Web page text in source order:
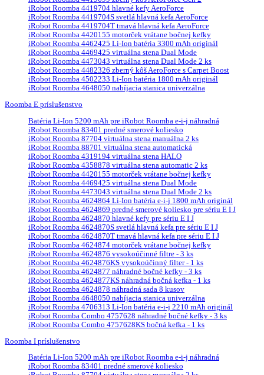
iRobot Roomba 4419704 hlavné kefy AeroForce
iRobot Roomba 4419704S svetlá hlavná kefa AeroForce
iRobot Roomba 4419704T tmavá hlavná kefa AeroForce
iRobot Roomba 4420155 motorček vrátane bočnej kefky
iRobot Roomba 4462425 Li-Ion batéria 3300 mAh originál
iRobot Roomba 4469425 virtuálna stena Dual Mode
iRobot Roomba 4473043 virtuálna stena Dual Mode 2 ks
iRobot Roomba 4482326 zberný kôš AeroForce s Carpet Boost
iRobot Roomba 4502233 Li-Ion batéria 1800 mAh originál
iRobot Roomba 4648050 nabíjacia stanica univerzálna
Roomba E príslušenstvo
Batéria Li-Ion 5200 mAh pre iRobot Roomba e-i-j náhradná
iRobot Roomba 83401 predné smerové koliesko
iRobot Roomba 87704 virtuálna stena manuálna 2 ks
iRobot Roomba 88701 virtuálna stena automatická
iRobot Roomba 4319194 virtuálna stena HALO
iRobot Roomba 4358878 virtuálna stena automatic 2 ks
iRobot Roomba 4420155 motorček vrátane bočnej kefky
iRobot Roomba 4469425 virtuálna stena Dual Mode
iRobot Roomba 4473043 virtuálna stena Dual Mode 2 ks
iRobot Roomba 4624864 Li-Ion batéria e-i-j 1800 mAh originál
iRobot Roomba 4624869 predné smerové koliesko pre sériu E I J
iRobot Roomba 4624870 hlavné kefy pre sériu E I J
iRobot Roomba 4624870S svetlá hlavná kefa pre sériu E I J
iRobot Roomba 4624870T tmavá hlavná kefa pre sériu E I J
iRobot Roomba 4624874 motorček vrátane bočnej kefky
iRobot Roomba 4624876 vysokoúčinné filtre - 3 ks
iRobot Roomba 4624876KS vysokoúčinný filter - 1 ks
iRobot Roomba 4624877 náhradné bočné kefky - 3 ks
iRobot Roomba 4624877KS náhradná bočná kefka - 1 ks
iRobot Roomba 4624878 náhradná sada 8 kusov
iRobot Roomba 4648050 nabíjacia stanica univerzálna
iRobot Roomba 4706313 Li-Ion batéria e-i-j 2210 mAh originál
iRobot Roomba Combo 4757628 náhradné bočné kefky - 3 ks
iRobot Roomba Combo 4757628KS bočná kefka - 1 ks
Roomba I príslušenstvo
Batéria Li-Ion 5200 mAh pre iRobot Roomba e-i-j náhradná
iRobot Roomba 83401 predné smerové koliesko